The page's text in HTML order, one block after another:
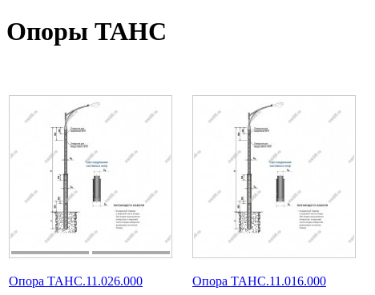
Опоры ТАНС
Опора ТАНС.11.026.000
Опора ТАНС.11.016.000